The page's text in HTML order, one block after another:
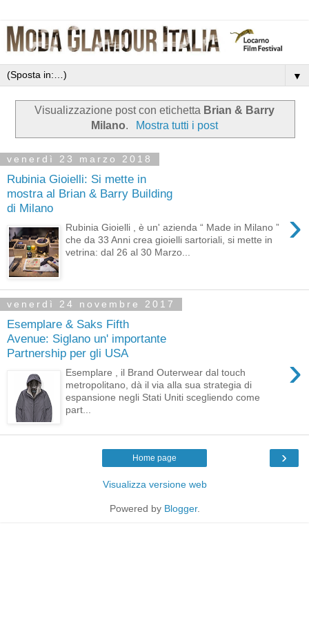
▼
Visualizzazione post con etichetta Brian & Barry
Milano. Mostra tutti i post
venerdì 23 marzo 2018
Rubinia Gioielli: Si mette in
mostra al Brian & Barry Building
di Milano
›
Rubinia Gioielli , è un' azienda “ Made in Milano ”
che da 33 Anni crea gioielli sartoriali, si mette in
vetrina: dal 26 al 30 Marzo...
venerdì 24 novembre 2017
Esemplare & Saks Fifth
Avenue: Siglano un' importante
Partnership per gli USA
›
Esemplare , il Brand Outerwear dal touch
metropolitano, dà il via alla sua strategia di
espansione negli Stati Uniti scegliendo come
part...
›
Home page
Visualizza versione web
Powered by Blogger.